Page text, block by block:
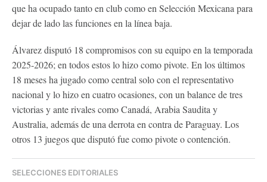
que ha ocupado tanto en club como en Selección Mexicana para
dejar de lado las funciones en la línea baja.
Álvarez disputó 18 compromisos con su equipo en la temporada
2025-2026; en todos estos lo hizo como pivote. En los últimos
18 meses ha jugado como central solo con el representativo
nacional y lo hizo en cuatro ocasiones, con un balance de tres
victorias y ante rivales como Canadá, Arabia Saudita y
Australia, además de una derrota en contra de Paraguay. Los
otros 13 juegos que disputó fue como pivote o contención.
SELECCIONES EDITORIALES